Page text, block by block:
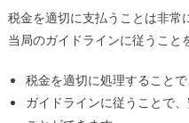
税金を適切に支払うことは非常
当局のガイドラインに従うこと
税金を適切に処理すること
ガイドラインに従うことで